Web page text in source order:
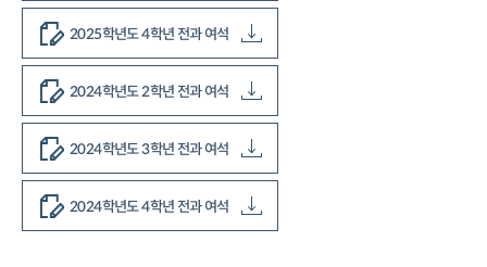
2025학년도 4학년 전과 여석
2024학년도 2학년 전과 여석
2024학년도 3학년 전과 여석
2024학년도 4학년 전과 여석